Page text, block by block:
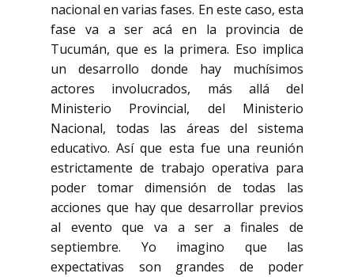
nacional en varias fases. En este caso, esta
fase va a ser acá en la provincia de
Tucumán, que es la primera. Eso implica
un desarrollo donde hay muchísimos
actores involucrados, más allá del
Ministerio Provincial, del Ministerio
Nacional, todas las áreas del sistema
educativo. Así que esta fue una reunión
estrictamente de trabajo operativa para
poder tomar dimensión de todas las
acciones que hay que desarrollar previos
al evento que va a ser a finales de
septiembre. Yo imagino que las
expectativas son grandes de poder